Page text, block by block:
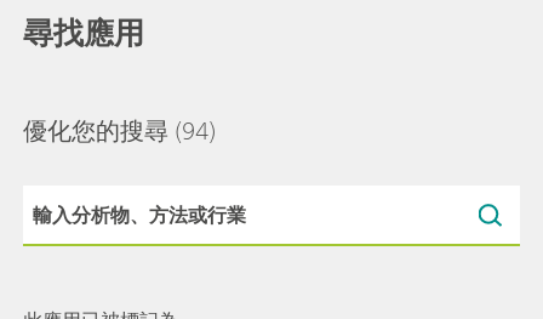
尋找應用
優化您的搜尋 (94)